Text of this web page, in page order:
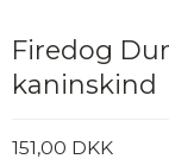
Firedog
kaninskind
151,00 DKK